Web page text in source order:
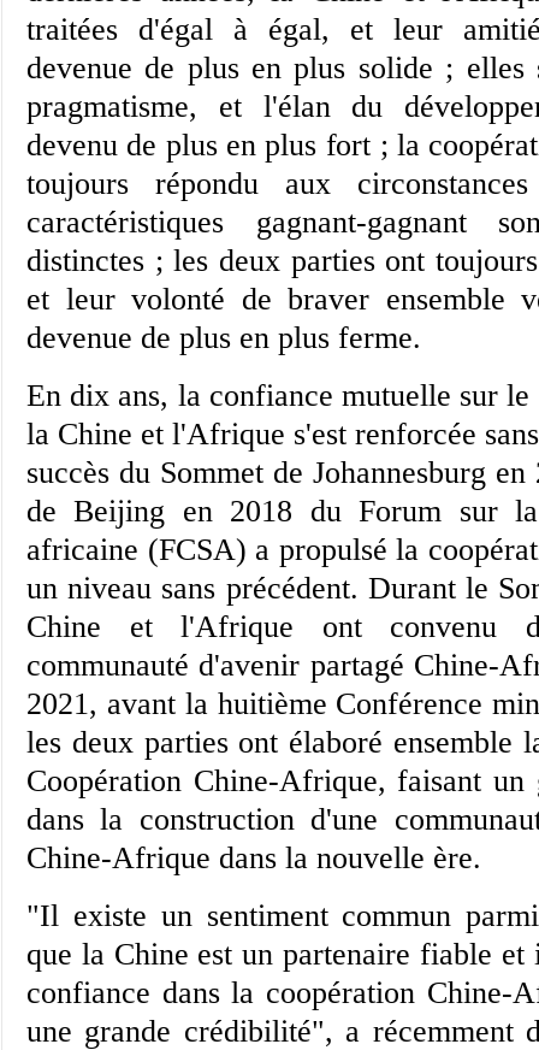
traitées d'égal à égal, et leur
devenue de plus en plus solide ; elles
pragmatisme, et l'élan du
devenu de plus en plus fort ; la
toujours répondu aux
caractéristiques gagnant-gagnant
distinctes ; les deux parties ont
et leur volonté de braver ensemble
devenue de plus en plus ferme.
En dix ans, la confiance mutuelle sur
la Chine et l'Afrique s'est renforcée
succès du Sommet de Johannesburg
de Beijing en 2018 du Forum sur
africaine (FCSA) a propulsé la
un niveau sans précédent. Durant le
Chine et l'Afrique ont convenu
communauté d'avenir partagé Chine-
2021, avant la huitième Conférence
les deux parties ont élaboré ensemble
Coopération Chine-Afrique, faisant un
dans la construction d'une
Chine-Afrique dans la nouvelle ère.
"Il existe un sentiment commun
que la Chine est un partenaire fiable et
confiance dans la coopération Chine-
une grande crédibilité", a récemment